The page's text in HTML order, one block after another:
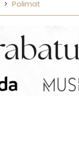
Polimat